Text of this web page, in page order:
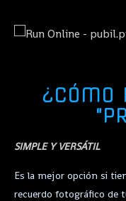
¿CÓMO
SIMPLE Y VERSÁTIL
Es la mejor opción si
recuerdo fotográfico de